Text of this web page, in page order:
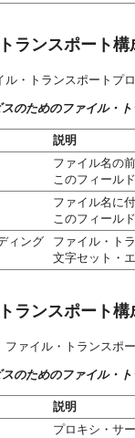
ランスポート
ル・トランスポートプ
のためのファイル・
説明
ファイル名の
このフィール
ファイル名に
このフィール
ィング
ファイル・ト
文字セット・
ランスポート
ファイル・トランスポ
のためのファイル・
説明
プロキシ・サ